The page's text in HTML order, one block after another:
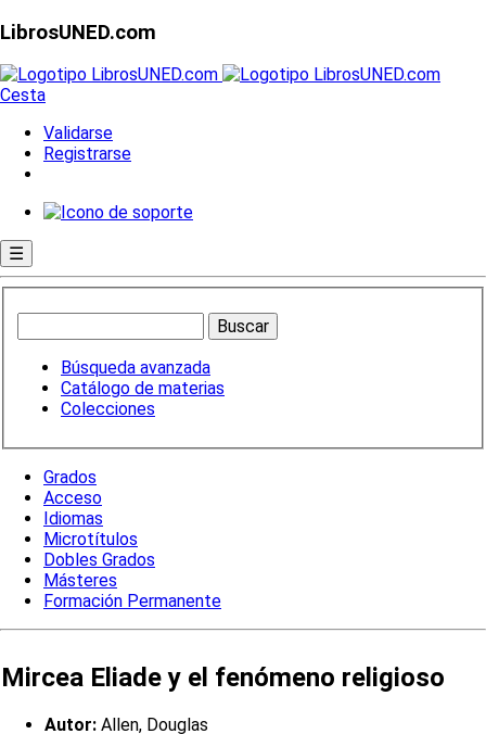
LibrosUNED.com
Cesta
Validarse
Registrarse
☰
Búsqueda avanzada
Catálogo de materias
Colecciones
Grados
Acceso
Idiomas
Microtítulos
Dobles Grados
Másteres
Formación Permanente
Mircea Eliade y el fenómeno religioso
Autor: Allen, Douglas